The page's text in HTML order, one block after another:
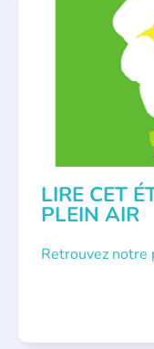
BIBLIOTHÈQUES
LITTÉRATURE
LIRE CET
PLEIN AIR
Retrouvez notre